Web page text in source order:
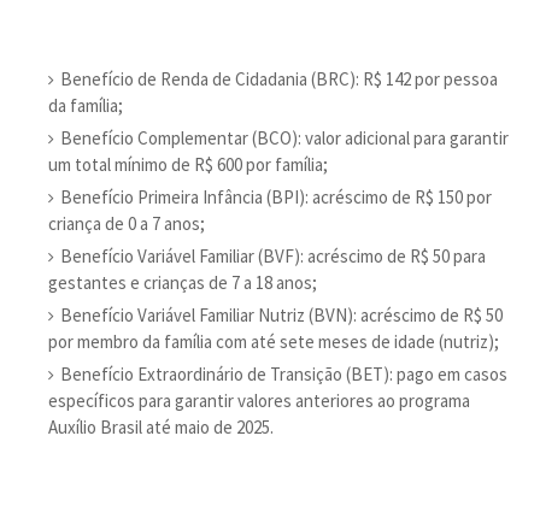
Benefício de Renda de Cidadania (BRC): R$ 142 por pessoa
da família;
Benefício Complementar (BCO): valor adicional para garantir
um total mínimo de R$ 600 por família;
Benefício Primeira Infância (BPI): acréscimo de R$ 150 por
criança de 0 a 7 anos;
Benefício Variável Familiar (BVF): acréscimo de R$ 50 para
gestantes e crianças de 7 a 18 anos;
Benefício Variável Familiar Nutriz (BVN): acréscimo de R$ 50
por membro da família com até sete meses de idade (nutriz);
Benefício Extraordinário de Transição (BET): pago em casos
específicos para garantir valores anteriores ao programa
Auxílio Brasil até maio de 2025.